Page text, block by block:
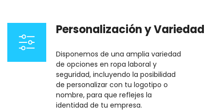
Personalización y Variedad
Disponemos de una amplia variedad
de opciones en ropa laboral y
seguridad, incluyendo la posibilidad
de personalizar con tu logotipo o
nombre, para que reflejes la
identidad de tu empresa.